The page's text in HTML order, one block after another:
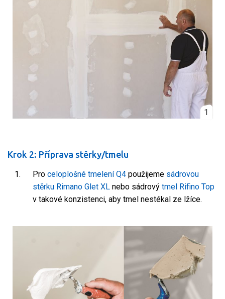
1
Krok 2: Příprava stěrky/tmelu
Pro celoplošné tmelení Q4 použijeme sádrovou
stěrku Rimano Glet XL nebo sádrový tmel Rifino Top
v takové konzistenci, aby tmel nestékal ze lžíce.